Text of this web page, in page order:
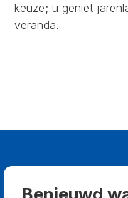
keuze; u geniet
veranda.